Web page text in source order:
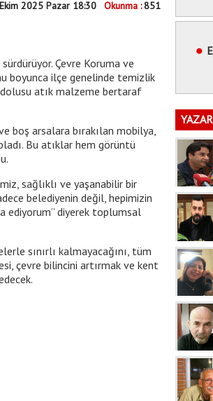
2025 Pazar 18:30 Okunma :851
Çevre Koruma ve
boyunca ilçe genelinde temizlik
atık malzeme bertaraf
boş arsalara bırakılan mobilya,
Bu atıklar hem görüntü
sağlıklı ve yaşanabilir bir
belediyenin değil, hepimizin
ediyorum” diyerek toplumsal
sınırlı kalmayacağını, tüm
çevre bilincini artırmak ve kent